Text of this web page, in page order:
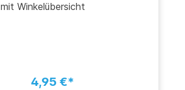
bedruckt, mit Winkelübersicht
4,95 €*